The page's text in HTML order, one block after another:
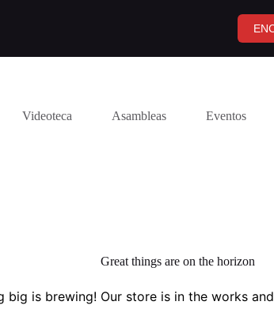
Videoteca Asambleas Eventos
Great things are on the horizon
big is brewing! Our store is in the works